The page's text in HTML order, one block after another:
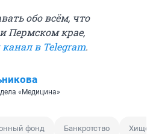
обо всём, что
Пермском крае,
в Telegram.
«Медицина»
фонд Банкротство